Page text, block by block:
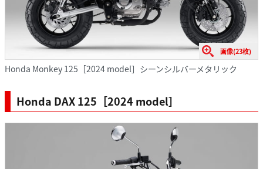
画像(23枚)
Honda Monkey 125［2024 model］シーンシルバーメタリック
Honda DAX 125［2024 model］